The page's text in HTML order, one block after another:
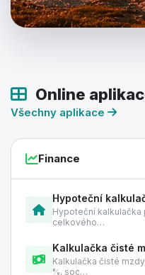
Online
Všechny aplikace
Finance
Hypoteční
Hypoteční
celkového…
Kalkulačka čisté
Kalkulačka čisté
%, soc…